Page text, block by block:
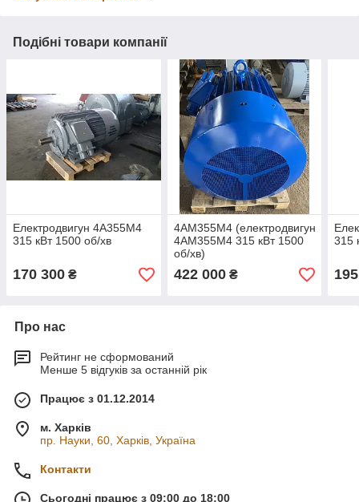
Подібні товари компанії
Електродвигун 4А355М4
315 кВт 1500 об/хв
170 300 ₴
4АМ355М4 (електродвигун
4АМ355М4 315 кВт 1500
об/хв)
422 000₴
315
Про нас
Рейтинг не сформований
Менше 5 відгуків за останній рік
Працює з 01.12.2014
м. Харків
пр. Науки, 60, Харків, Україна
Контакти
Сьогодні працює з 09:00 до 18:00